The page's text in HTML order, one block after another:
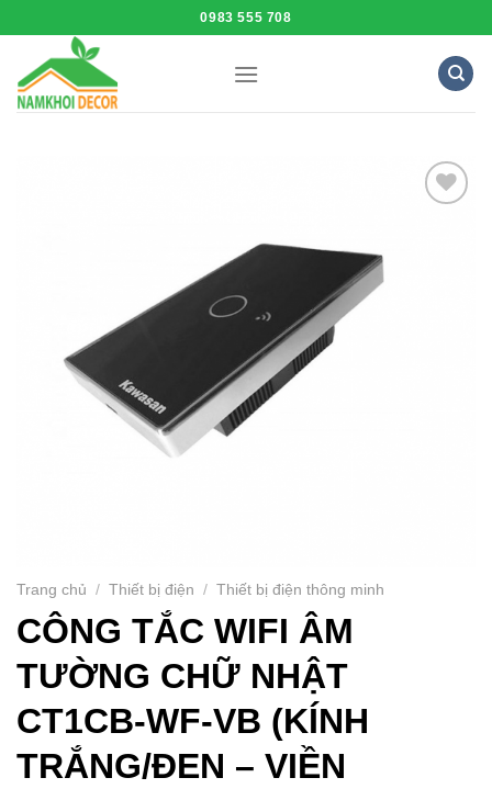
to
content
0983 555 708
Trang chủ / Thiết bị điện / Thiết bị điện thông minh
CÔNG TẮC WIFI ÂM
TƯỜNG CHỮ NHẬT
CT1CB-WF-VB (KÍNH
TRẮNG/ĐEN – VIỀN